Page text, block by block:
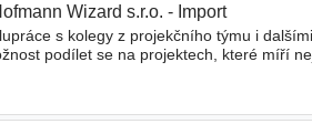
Wizard s.r.o. - Import
s kolegy z projekčního týmu i
podílet se na projektech, které míří